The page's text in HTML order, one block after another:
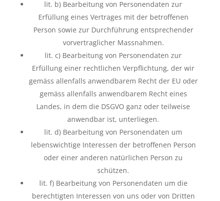
lit. b) Bearbeitung von Personendaten zur
Erfüllung eines Vertrages mit der betroffenen
Person sowie zur Durchführung entsprechender
vorvertraglicher Massnahmen.
lit. c) Bearbeitung von Personendaten zur
Erfüllung einer rechtlichen Verpflichtung, der wir
gemäss allenfalls anwendbarem Recht der EU oder
gemäss allenfalls anwendbarem Recht eines
Landes, in dem die DSGVO ganz oder teilweise
anwendbar ist, unterliegen.
lit. d) Bearbeitung von Personendaten um
lebenswichtige Interessen der betroffenen Person
oder einer anderen natürlichen Person zu
schützen.
lit. f) Bearbeitung von Personendaten um die
berechtigten Interessen von uns oder von Dritten